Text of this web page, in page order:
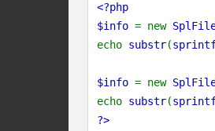
<?php
$info = new
echo substr(
$info = new
echo substr(
?>